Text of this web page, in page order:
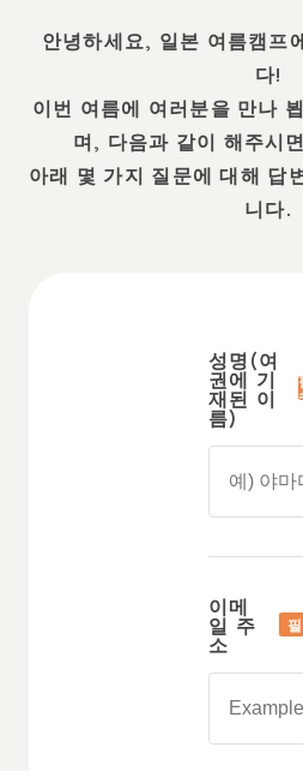
안녕하세요, 일본 여름캠프
다!
이번 여름에 여러분을 만나
며, 다음과 같이 해주시
아래 몇 가지 질문에 대해 답
니다.
성명(여
권에 기
재된 이
름)
이메
일 주
소